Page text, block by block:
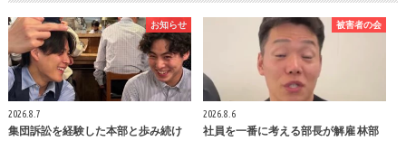
お知らせ
2026.8.7
集団訴訟を経験した本部と歩み続け
被害者の会
2026.8.6
社員を一番に考える部長が解雇 林部